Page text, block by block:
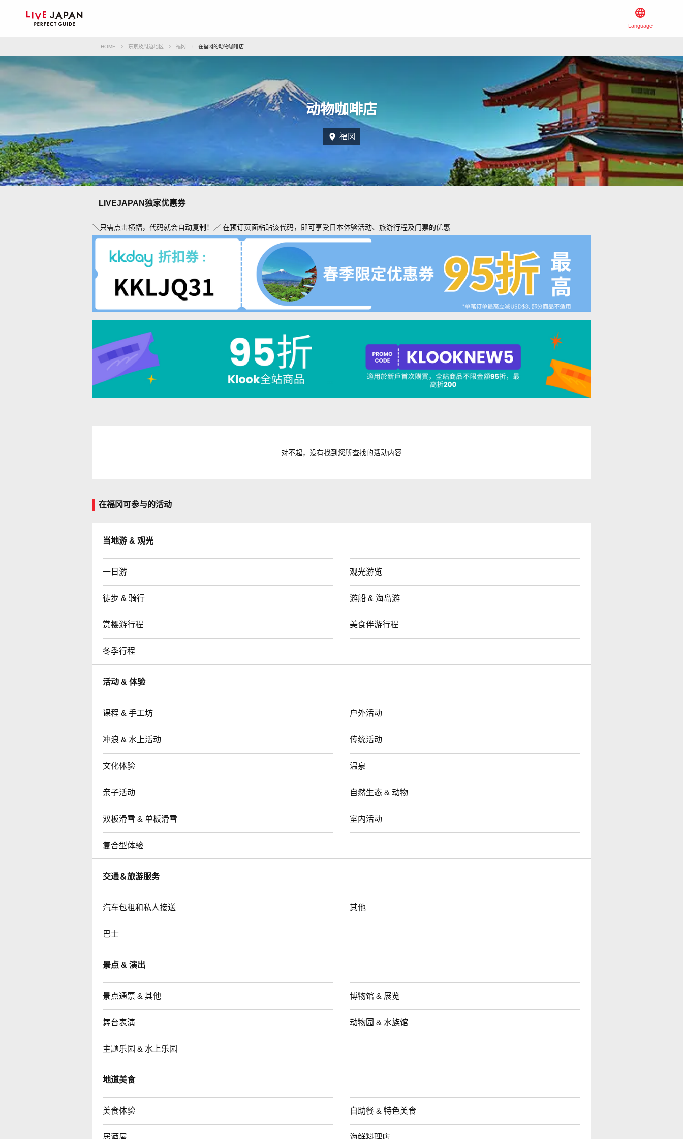
Language
HOME 东京及周边地区 福冈 在福冈的动物咖啡店
动物咖啡店
福冈
LIVEJAPAN独家优惠券
＼只需点击横幅，代码就会自动复制！／ 在预订页面粘贴该代码，即可享受日本体验活动、旅游行程及门票的优惠
对不起，没有找到您所查找的活动内容
在福冈可参与的活动
当地游 & 观光
一日游 观光游览
徒步 & 骑行 游船 & 海岛游
赏樱游行程 美食伴游行程
冬季行程
活动 & 体验
课程 & 手工坊 户外活动
冲浪 & 水上活动 传统活动
文化体验 温泉
亲子活动 自然生态 & 动物
双板滑雪 & 单板滑雪 室内活动
复合型体验
交通＆旅游服务
汽车包租和私人接送 其他
巴士
景点 & 演出
景点通票 & 其他 博物馆 & 展览
舞台表演 动物园 & 水族馆
主题乐园 & 水上乐园
地道美食
美食体验 自助餐 & 特色美食
居酒屋 海鲜料理店